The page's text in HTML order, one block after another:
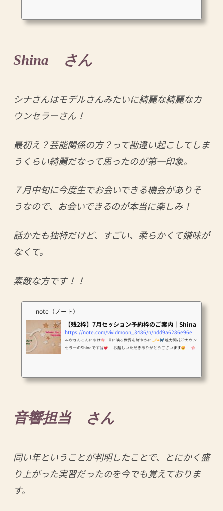
Shina さん
シナさんはモデルさんみたいに綺麗な綺麗なカ
ウンセラーさん！
最初え？芸能関係の方？って勘違い起こしてしま
うくらい綺麗だなって思ったのが第一印象。
７月中旬に今度生でお会いできる機会がありそ
うなので、お会いできるのが本当に楽しみ！
話かたも独特だけど、すごい、柔らかくて嫌味が
なくて。
素敵な方です！！
note（ノート）
【残2枠】7月セッション予約枠のご案内｜Shina
https://note.com/vividmoon_3486/n/ndd9a6286e96e
みなさんこんにちは 目に映る世界を鮮やかに
魅力開花♡カウン
セラーのShinaです
お越しいただきありがとうございます
今ここから一緒に前へ進んでいきましょう
※ご予約受付はShinaのLI
音響担当 さん
同い年ということが判明したことで、とにかく盛
り上がった実習だったのを今でも覚えておりま
す。